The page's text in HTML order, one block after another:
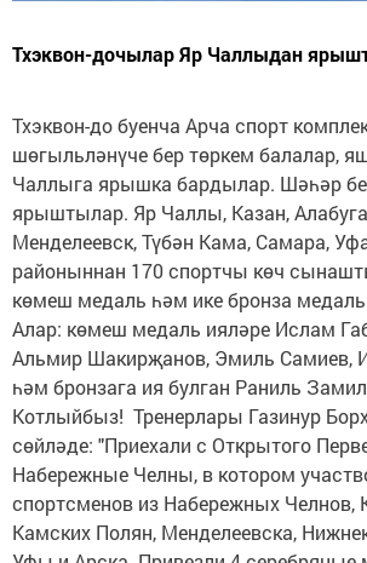
Тхэквон-дочылар Яр Чаллыдан
Тхэквон-до буенча Арча спорт
шөгыльләнүче бер төркем балалар,
Чаллыга ярышка бардылар. Шәһәр
ярыштылар. Яр Чаллы, Казан,
Менделеевск, Түбән Кама, Самара,
районыннан 170 спортчы көч
көмеш медаль һәм ике бронза
Алар: көмеш медаль ияләре Ислам
Альмир Шакирҗанов, Эмиль Самиев,
һәм бронзага ия булган Раниль
Котлыйбыз! Тренерлары Газинур
сөйләде: "Приехали с Открытого
Набережные Челны, в котором
спортсменов из Набережных Челнов,
Камских Полян, Менделеевска,